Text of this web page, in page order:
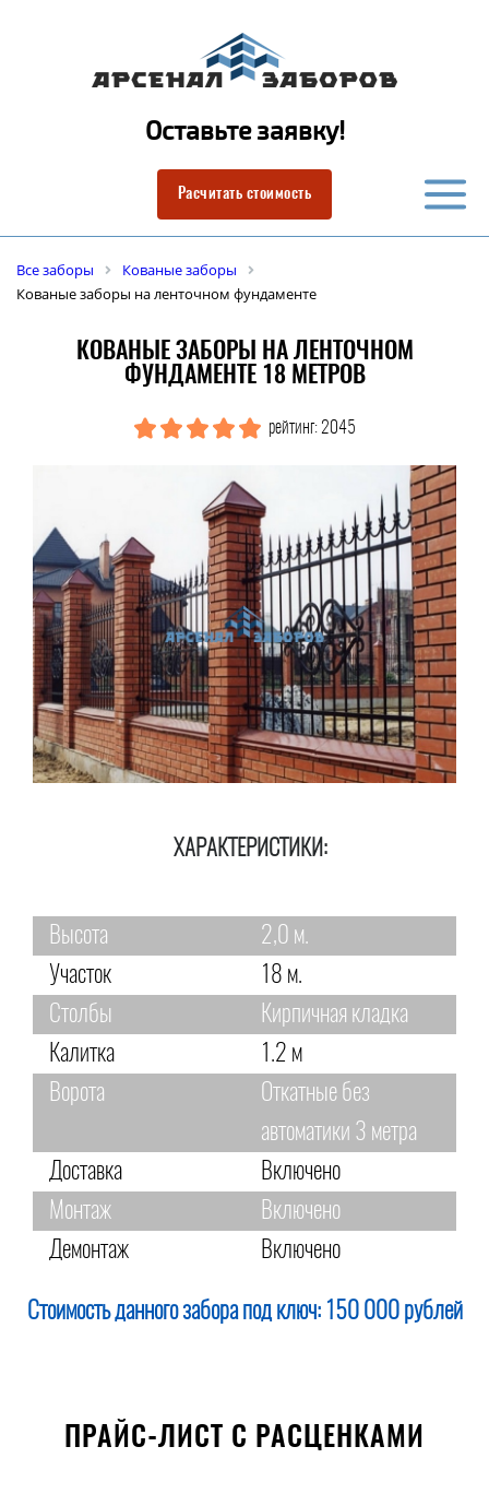
Оставьте заявку!
Расчитать стоимость
Все заборы
Кованые заборы
Кованые заборы на ленточном фундаменте
КОВАНЫЕ ЗАБОРЫ НА ЛЕНТОЧНОМ
ФУНДАМЕНТЕ 18 МЕТРОВ
рейтинг: 2045
ХАРАКТЕРИСТИКИ:
Высота
2,0 м.
Участок
18 м.
Столбы
Кирпичная кладка
Калитка
1.2 м
Ворота
Откатные без
автоматики 3 метра
Доставка
Включено
Монтаж
Включено
Демонтаж
Включено
Стоимость данного забора под ключ: 150 000 рублей
ПРАЙС-ЛИСТ С РАСЦЕНКАМИ